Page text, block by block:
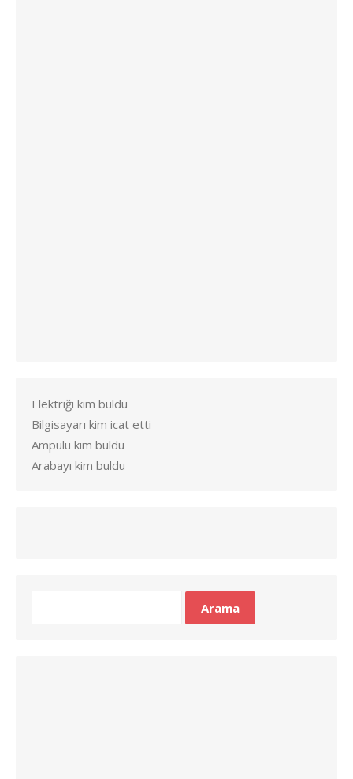
Elektriği kim buldu
Bilgisayarı kim icat etti
Ampulü kim buldu
Arabayı kim buldu